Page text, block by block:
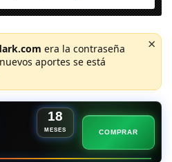
era la contraseña
aportes se está
×
18
MESES COMPRAR